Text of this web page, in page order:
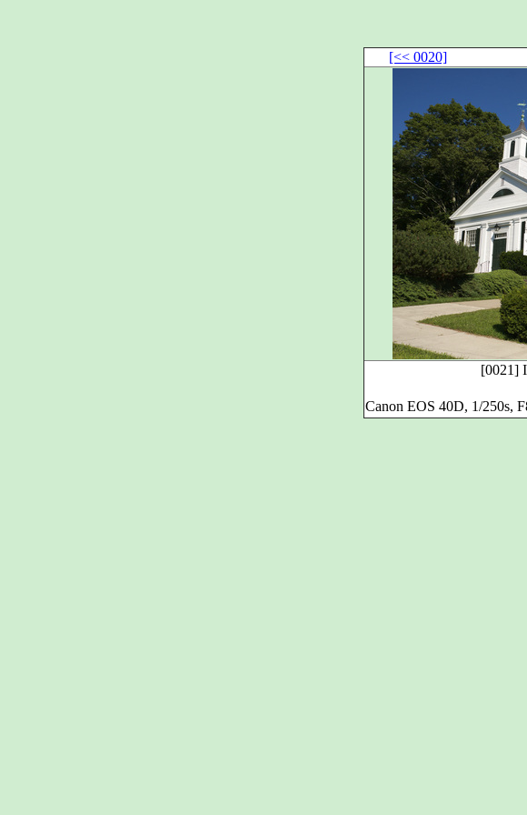
[<< 0020]
[0021]
Canon EOS 40D, 1/250s,